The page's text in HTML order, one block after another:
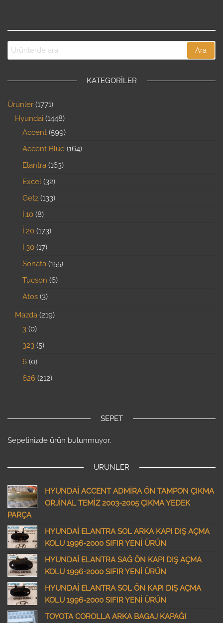
Ara
KATEGORILER
Ürünler 1771
Hyundai 1448
Accent 599
Accent Blue 164
Elantra 163
Excel 32
Getz 133
İ.10 8
İ.20 173
İ.30 17
Sonata 155
Tucson 6
Atos 3
Mazda 219
3 0
323 5
6 0
626 212
SEPET
Sepetinizde ürün bulunmuyor.
ÜRÜNLER
HYUNDAİ ACCENT ADMİRA ÖN TAMPON ÇIKMA
ORJİNAL TEMİZ 2003-2005 ÇIKMA YEDEK
PARÇA
HYUNDAİ ELANTRA SOL ARKA KAPI DIŞ AÇMA
KOLU 1996-2000 SIFIR YENİ ÜRÜN
HYUNDAİ ELANTRA SAĞ ÖN KAPI DIŞ AÇMA
KOLU 1996-2000 SIFIR YENİ ÜRÜN
HYUNDAİ ELANTRA SOL ÖN KAPI DIŞ AÇMA
KOLU 1996-2000 SIFIR YENİ ÜRÜN
TOYOTA COROLLA ARKA BAGAJ KAPAĞI